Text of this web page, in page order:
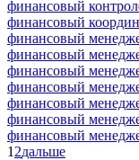
финансовый
финансовый
финансовый
финансовый
финансовый
финансовый
финансовый
финансовый
финансовый
1 2дальше